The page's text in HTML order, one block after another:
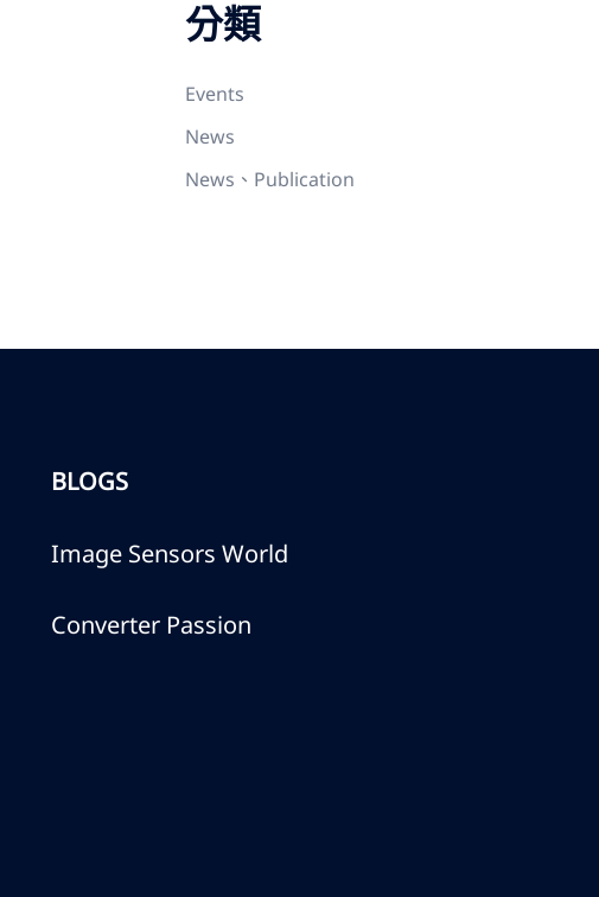
分類
Events
News
News、Publication
BLOGS
Image Sensors World
Converter Passion